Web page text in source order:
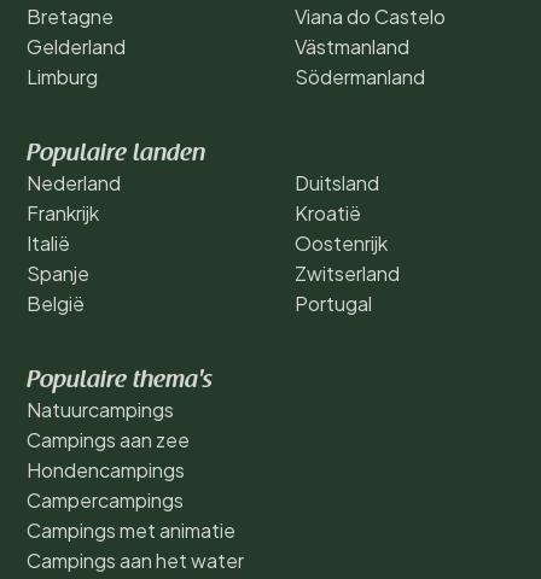
Bretagne
Gelderland
Limburg
Viana do Castelo
Västmanland
Södermanland
Populaire landen
Nederland
Frankrijk
Italië
Spanje
België
Duitsland
Kroatië
Oostenrijk
Zwitserland
Portugal
Populaire thema's
Natuurcampings
Campings aan zee
Hondencampings
Campercampings
Campings met animatie
Campings aan het water